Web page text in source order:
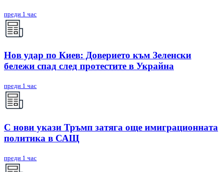
преди 1 час
Нов удар по Киев: Доверието към Зеленски
бележи спад след протестите в Украйна
преди 1 час
С нови укази Тръмп затяга още имиграционната
политика в САЩ
преди 1 час